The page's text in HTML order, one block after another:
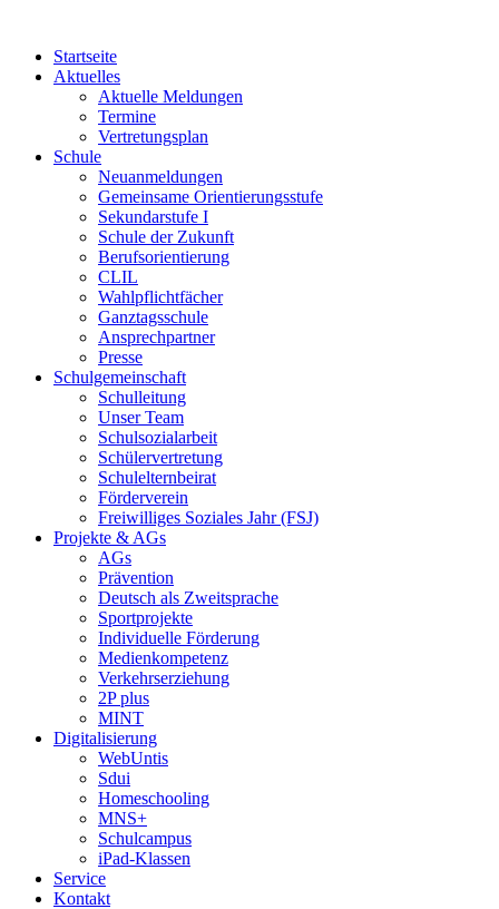
Startseite
Aktuelles
Aktuelle Meldungen
Termine
Vertretungsplan
Schule
Neuanmeldungen
Gemeinsame Orientierungsstufe
Sekundarstufe I
Schule der Zukunft
Berufsorientierung
CLIL
Wahlpflichtfächer
Ganztagsschule
Ansprechpartner
Presse
Schulgemeinschaft
Schulleitung
Unser Team
Schulsozialarbeit
Schülervertretung
Schulelternbeirat
Förderverein
Freiwilliges Soziales Jahr (FSJ)
Projekte & AGs
AGs
Prävention
Deutsch als Zweitsprache
Sportprojekte
Individuelle Förderung
Medienkompetenz
Verkehrserziehung
2P plus
MINT
Digitalisierung
WebUntis
Sdui
Homeschooling
MNS+
Schulcampus
iPad-Klassen
Service
Kontakt